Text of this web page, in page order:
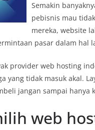
Semakin
pebisnis mau
mereka, website
pasar dalam hal
provider web hosting
yang tidak masuk akal.
jangan sampai hanya
web